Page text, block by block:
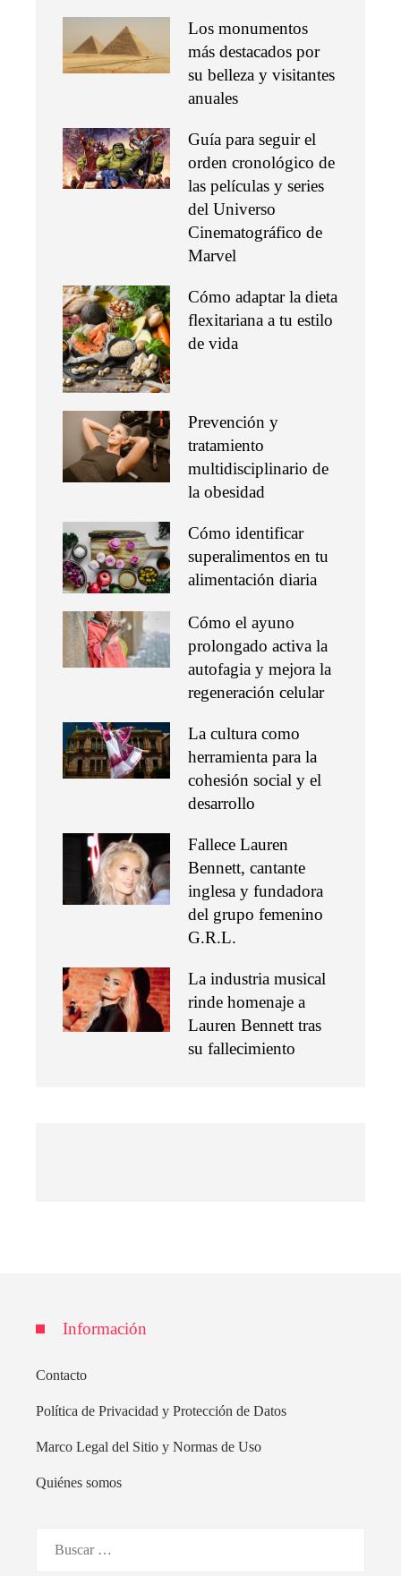
Los monumentos
más destacados por
su belleza y visitantes
anuales
Guía para seguir el
orden cronológico de
las películas y series
del Universo
Cinematográfico de
Marvel
Cómo adaptar la dieta
flexitariana a tu estilo
de vida
Prevención y
tratamiento
multidisciplinario de
la obesidad
Cómo identificar
superalimentos en tu
alimentación diaria
Cómo el ayuno
prolongado activa la
autofagia y mejora la
regeneración celular
La cultura como
herramienta para la
cohesión social y el
desarrollo
Fallece Lauren
Bennett, cantante
inglesa y fundadora
del grupo femenino
G.R.L.
La industria musical
rinde homenaje a
Lauren Bennett tras
su fallecimiento
Información
Contacto
Política de Privacidad y Protección de Datos
Marco Legal del Sitio y Normas de Uso
Quiénes somos